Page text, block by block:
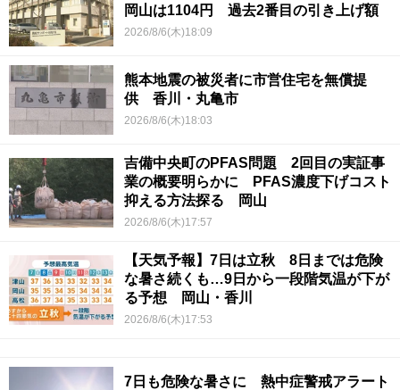
岡山は1104円 過去2番目の引き上げ額
2026/8/6(木)18:09
熊本地震の被災者に市営住宅を無償提
供 香川・丸亀市
2026/8/6(木)18:03
吉備中央町のPFAS問題 2回目の実証事
業の概要明らかに PFAS濃度下げコスト
抑える方法探る 岡山
2026/8/6(木)17:57
【天気予報】7日は立秋 8日までは危険
な暑さ続くも…9日から一段階気温が下が
る予想 岡山・香川
2026/8/6(木)17:53
7日も危険な暑さに 熱中症警戒アラート